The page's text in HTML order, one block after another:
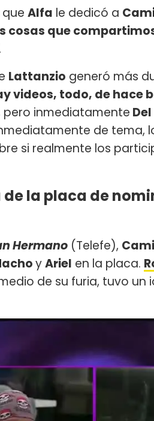
Alfa le dedicó a
cosas que
Lattanzio generó más
videos, todo, de hace
pero inmediatamente
de tema,
si realmente los
la placa de
Hermano (Telefe),
yAriel en la placa.
de su furia, tuvo un